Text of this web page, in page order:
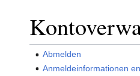
Abmelden
Anmeldeinformationen